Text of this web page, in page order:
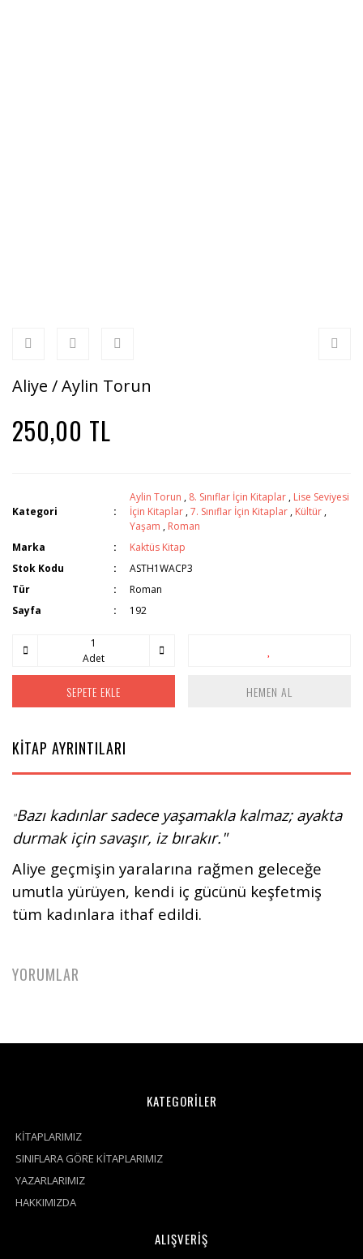
Aliye / Aylin Torun
250,00 TL
Kategori
Aylin Torun , 8. Sınıflar İçin Kitaplar , Lise Seviyesi
İçin Kitaplar ,7. Sınıflar İçin Kitaplar , Kültür ,
Yaşam , Roman
Marka
Kaktüs Kitap
Stok Kodu
ASTH1WACP3
Tür
Roman
Sayfa
192
Adet
SEPETE EKLE HEMEN AL
KİTAP AYRINTILARI
"Bazı kadınlar sadece yaşamakla kalmaz; ayakta
durmak için savaşır, iz bırakır."
Aliye geçmişin yaralarına rağmen geleceğe
umutla yürüyen, kendi iç gücünü keşfetmiş
tüm kadınlara ithaf edildi.
YORUMLAR
KATEGORİLER
KİTAPLARIMIZ
SINIFLARA GÖRE KİTAPLARIMIZ
YAZARLARIMIZ
HAKKIMIZDA
ALIŞVERİŞ